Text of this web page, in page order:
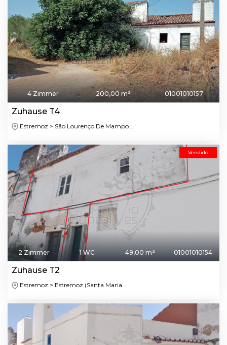
4 Zimmer 200,00 m² 01001010157
Zuhause T4
Estremoz > São Lourenço De Mampo...
Vendido
2 Zimmer 1 WC 49,00 m² 01001010154
Zuhause T2
Estremoz > Estremoz (Santa Maria...